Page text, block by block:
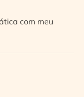
com meu